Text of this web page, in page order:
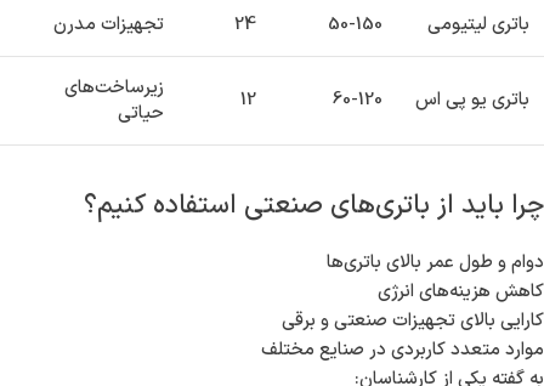
باتری لیتیومی 50-150
24 تجهیزات مدرن
باتری یو پی اس 60-120
12
زیرساخت‌های
حیاتی
چرا باید از باتری‌های صنعتی استفاده کنیم؟
دوام و طول عمر بالای باتری‌ها
کاهش هزینه‌های انرژی
کارایی بالای تجهیزات صنعتی و برقی
موارد متعدد کاربردی در صنایع مختلف
به گفته یکی از کارشناسان: